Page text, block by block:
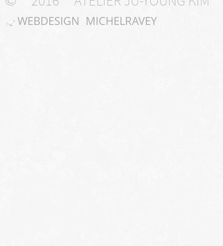
WEBDESIGN MICHELRAVEY